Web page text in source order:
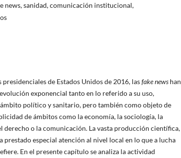
news, sanidad, comunicación institucional,
presidenciales de Estados Unidos de 2016, lasfake news han
exponencial tanto en lo referido a su uso,
político y sanitario, pero también como objeto de
de ámbitos como la economía, la sociología, la
derecho o la comunicación. La vasta producción científica,
prestado especial atención al nivel local en lo que a lucha
En el presente capítulo se analiza la actividad